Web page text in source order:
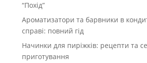
“Похід”
Ароматизатори та барвники в
справі: повний гід
Начинки для пиріжків: рецепти та
приготування